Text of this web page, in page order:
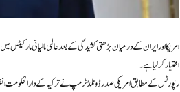
امریکا اور ایران کے درمیان بڑھتی کشیدگی کے بعد عالمی مالیاتی مارکیٹس
اختیار کر لیا ہے۔
رپورٹس کے مطابق امریکی صدر ڈونلڈ ٹرمپ نے ترکیہ کے دارالحکومت